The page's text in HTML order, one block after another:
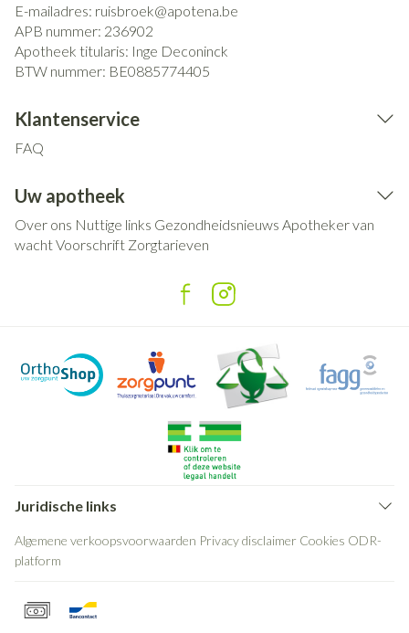
E-mailadres: ruisbroek@apotena.be
APB nummer: 236902
Apotheek titularis: Inge Deconinck
BTW nummer: BE0885774405
Klantenservice
FAQ
Uw apotheek
Over ons Nuttige links Gezondheidsnieuws Apotheker van
wachtVoorschrift Zorgtarieven
Juridische links
Algemene verkoopsvoorwaarden Privacy disclaimer Cookies ODR-
platform